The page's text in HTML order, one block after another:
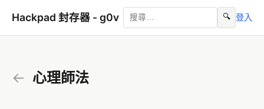
Hackpad 封存器 - g0v 🔍 登入
← 心理師法